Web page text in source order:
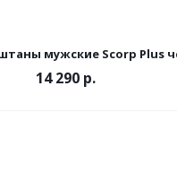
мужские Scorp Plus
14 290 р.